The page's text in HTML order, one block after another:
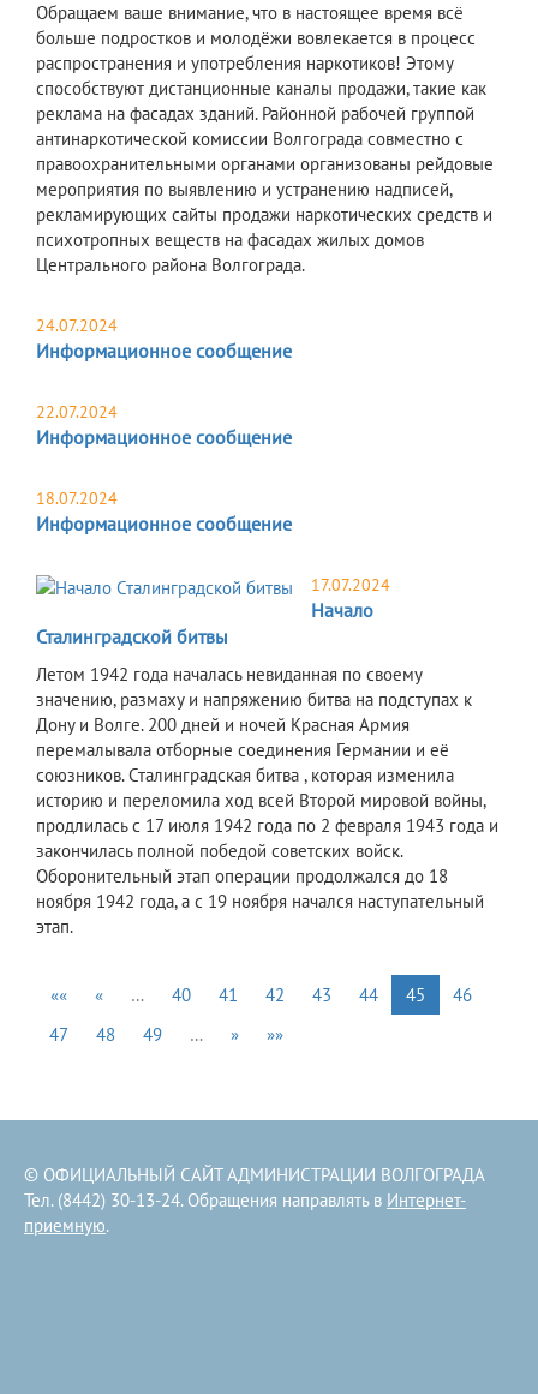
Обращаем ваше внимание, что в настоящее время всё
больше подростков и молодёжи вовлекается в процесс
распространения и употребления наркотиков! Этому
способствуют дистанционные каналы продажи, такие как
реклама на фасадах зданий. Районной рабочей группой
антинаркотической комиссии Волгограда совместно с
правоохранительными органами организованы рейдовые
мероприятия по выявлению и устранению надписей,
рекламирующих сайты продажи наркотических средств и
психотропных веществ на фасадах жилых домов
Центрального района Волгограда.
24.07.2024
Информационное сообщение
22.07.2024
Информационное сообщение
18.07.2024
Информационное сообщение
17.07.2024
Начало
Сталинградской битвы
Летом 1942 года началась невиданная по своему
значению, размаху и напряжению битва на подступах к
Дону и Волге. 200 дней и ночей Красная Армия
перемалывала отборные соединения Германии и её
союзников. Сталинградская битва , которая изменила
историю и переломила ход всей Второй мировой войны,
продлилась с 17 июля 1942 года по 2 февраля 1943 года и
закончилась полной победой советских войск.
Оборонительный этап операции продолжался до 18
ноября 1942 года, а с 19 ноября начался наступательный
этап.
«« « … 40 41 42 43 44 45
46
47
48 49 … » »»
© ОФИЦИАЛЬНЫЙ САЙТ АДМИНИСТРАЦИИ ВОЛГОГРАДА
Тел. (8442) 30-13-24. Обращения направлять в Интернет-
приемную.